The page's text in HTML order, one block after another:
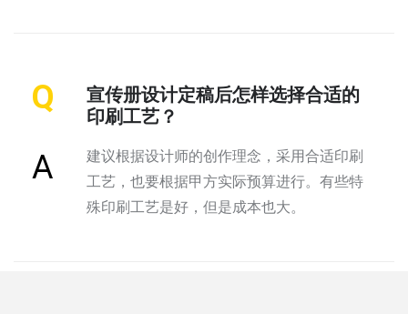
Q
宣传册设计定稿后怎样选择合适的
印刷工艺？
A
建议根据设计师的创作理念，采用合适印刷
工艺，也要根据甲方实际预算进行。有些特
殊印刷工艺是好，但是成本也大。